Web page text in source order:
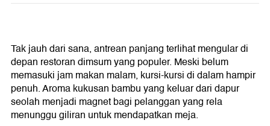
Tak jauh dari sana, antrean panjang terlihat mengular di
depan restoran dimsum yang populer. Meski belum
memasuki jam makan malam, kursi-kursi di dalam hampir
penuh. Aroma kukusan bambu yang keluar dari dapur
seolah menjadi magnet bagi pelanggan yang rela
menunggu giliran untuk mendapatkan meja.